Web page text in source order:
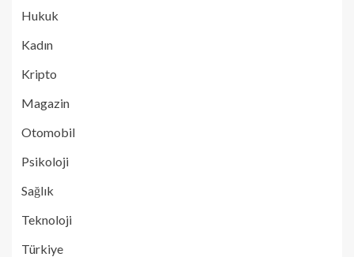
Hukuk
Kadın
Kripto
Magazin
Otomobil
Psikoloji
Sağlık
Teknoloji
Türkiye